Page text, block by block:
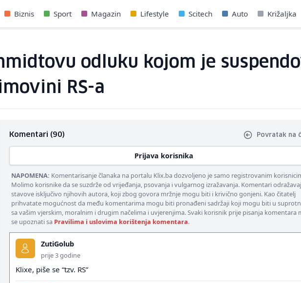
Biznis Sport Magazin Lifestyle Scitech Auto Križaljka
odluku kojom je
RS-a
Komentari (90) Povratak na
Prijava korisnika
NAPOMENA: Komentarisanje članaka na portalu Klix.ba dozvoljeno je samo registrovanim
Molimo korisnike da se suzdrže od vrijeđanja, psovanja i vulgarnog izražavanja. Komentari
stavove isključivo njihovih autora, koji zbog govora mržnje mogu biti i krivično gonjeni. Kao čitatelj
prihvatate mogućnost da među komentarima mogu biti pronađeni sadržaji koji mogu biti u
sa vašim vjerskim, moralnim i drugim načelima i uvjerenjima. Svaki korisnik prije pisanja komentara
se upoznati sa Pravilima i uslovima korištenja komentara.
ZutiGolub
prije 3 godine
Klixe, piše se “tzv. RS”